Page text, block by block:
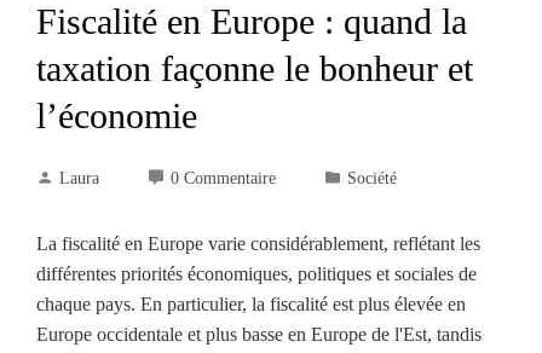
Fiscalité en Europe : quand la
taxation façonne le bonheur et
l’économie
Laura 0 Commentaire Société
La fiscalité en Europe varie considérablement, reflétant les
différentes priorités économiques, politiques et sociales de
chaque pays. En particulier, la fiscalité est plus élevée en
Europe occidentale et plus basse en Europe de l'Est, tandis